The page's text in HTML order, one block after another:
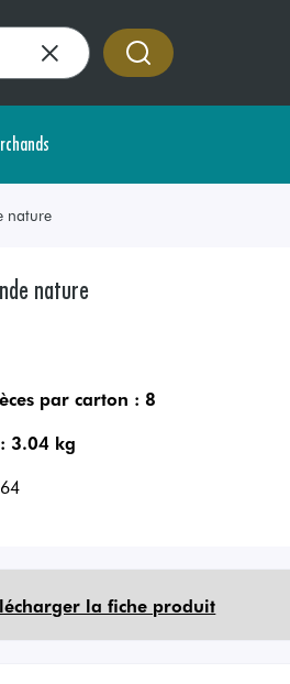
nature
nature
par carton : 8
3.04 kg
la fiche produit